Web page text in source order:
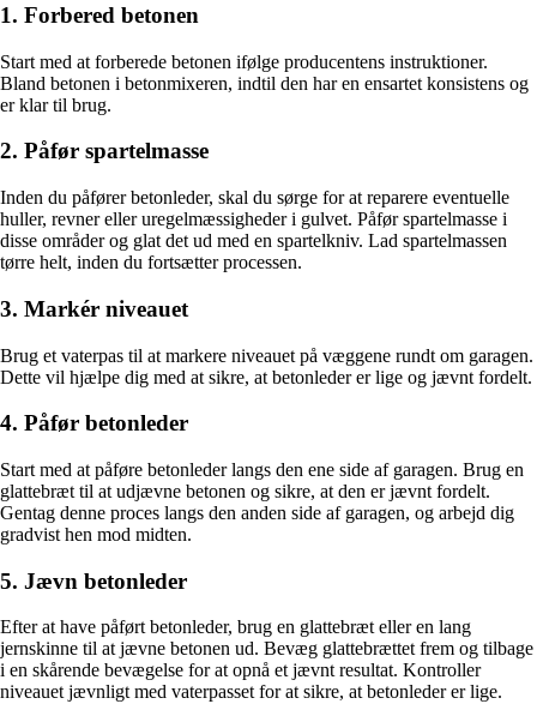
1. Forbered betonen
Start med at forberede betonen ifølge producentens instruktioner.
Bland betonen i betonmixeren, indtil den har en ensartet konsistens og
er klar til brug.
2. Påfør spartelmasse
Inden du påfører betonleder, skal du sørge for at reparere eventuelle
huller, revner eller uregelmæssigheder i gulvet. Påfør spartelmasse i
disse områder og glat det ud med en spartelkniv. Lad spartelmassen
tørre helt, inden du fortsætter processen.
3. Markér niveauet
Brug et vaterpas til at markere niveauet på væggene rundt om garagen.
Dette vil hjælpe dig med at sikre, at betonleder er lige og jævnt fordelt.
4. Påfør betonleder
Start med at påføre betonleder langs den ene side af garagen. Brug en
glattebræt til at udjævne betonen og sikre, at den er jævnt fordelt.
Gentag denne proces langs den anden side af garagen, og arbejd dig
gradvist hen mod midten.
5. Jævn betonleder
Efter at have påført betonleder, brug en glattebræt eller en lang
jernskinne til at jævne betonen ud. Bevæg glattebrættet frem og tilbage
i en skårende bevægelse for at opnå et jævnt resultat. Kontroller
niveauet jævnligt med vaterpasset for at sikre, at betonleder er lige.